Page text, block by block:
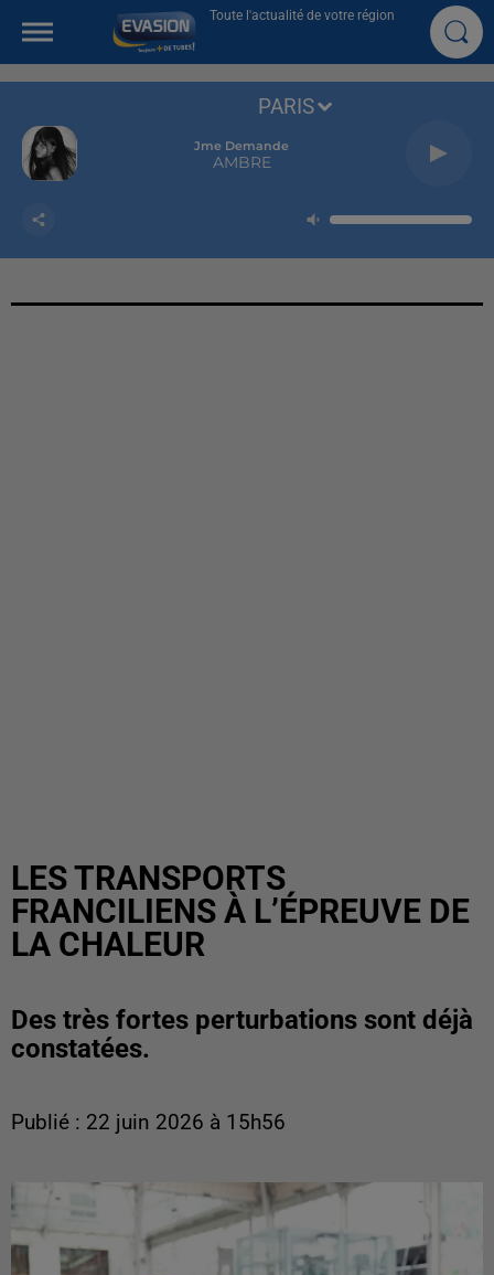
Toute l'actualité de votre région
Jme Demande
AMBRE
PARIS
LES TRANSPORTS
FRANCILIENS À L’ÉPREUVE DE
LA CHALEUR
Des très fortes perturbations sont déjà
constatées.
Publié : 22 juin 2026 à 15h56